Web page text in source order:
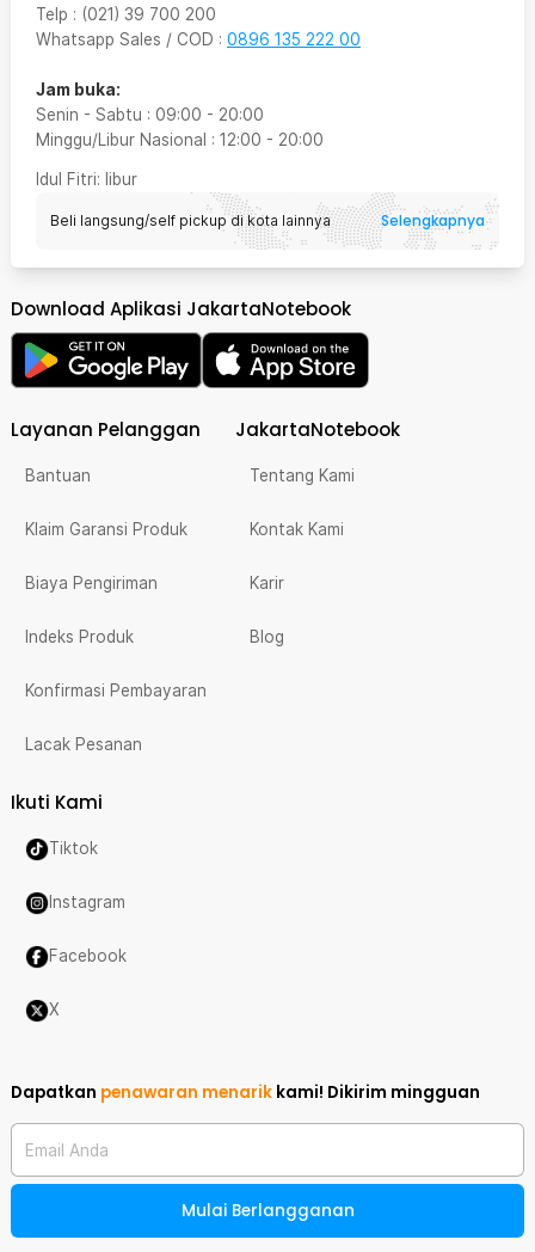
Telp : (021) 39 700 200
Whatsapp Sales / COD : 0896 135 222 00
Jam buka:
Senin - Sabtu : 09:00 - 20:00
Minggu/Libur Nasional : 12:00 - 20:00
Idul Fitri: libur
Beli langsung/self pickup di kota lainnya Selengkapnya
Download Aplikasi JakartaNotebook
Layanan Pelanggan
Bantuan
Klaim Garansi Produk
Biaya Pengiriman
Indeks Produk
Konfirmasi Pembayaran
Lacak Pesanan
JakartaNotebook
Tentang Kami
Kontak Kami
Karir
Blog
Ikuti Kami
Tiktok
Instagram
Facebook
X
Dapatkan penawaran menarik kami! Dikirim mingguan
Email Anda
Mulai Berlangganan